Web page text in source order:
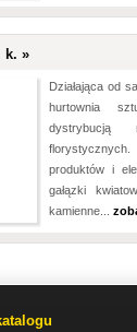
k. »
Działająca od
hurtownia
dystrybucją
produktów i
gałązki
kamienne...